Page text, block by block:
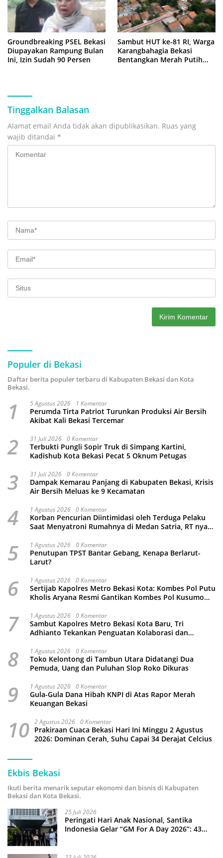
Groundbreaking PSEL Bekasi
Diupayakan Rampung Bulan
Ini, Izin Sudah 90 Persen
Sambut HUT ke-81 RI, Warga
Karangbahagia Bekasi
Bentangkan Merah Putih
Tinggalkan Balasan
Alamat email Anda tidak akan dipublikasikan. Ruas yang
wajib ditandai *
Populer di Bekasi
Daftar berita populer terbaru di Kabupaten Bekasi dan Kota
Bekasi.
1 5 Agustus 2026 1 Komentar
Perumda Tirta Patriot Turunkan Produksi Air Bersih
Akibat Kali Bekasi Tercemar
2 31 Juli 2026 0 Komentar
Terbukti Pungli Sopir Truk di Simpang Kartini,
Kadishub Kota Bekasi Pecat 5 Oknum Petugas
3 31 Juli 2026 0 Komentar
Dampak Kemarau Panjang di Kabupaten Bekasi, Krisis
Air Bersih Meluas ke 9 Kecamatan
4 1 Agustus 2026 0 Komentar
Korban Pencurian Diintimidasi oleh Terduga Pelaku
Saat Menyatroni Rumahnya di Medan Satria, RT nya
5 1 Agustus 2026 0 Komentar
Penutupan TPST Bantar Gebang, Kenapa Berlarut-
Larut?
6 1 Agustus 2026 0 Komentar
Sertijab Kapolres Metro Bekasi Kota: Kombes Pol Putu
Kholis Aryana Resmi Gantikan Kombes Pol Kusumo
7 1 Agustus 2026 0 Komentar
Sambut Kapolres Metro Bekasi Kota Baru, Tri
Adhianto Tekankan Penguatan Kolaborasi dan
8 1 Agustus 2026 0 Komentar
Toko Kelontong di Tambun Utara Didatangi Dua
Pemuda, Uang dan Puluhan Slop Roko Dikuras
9 1 Agustus 2026 0 Komentar
Gula-Gula Dana Hibah KNPI di Atas Rapor Merah
Keuangan Bekasi
10 2 Agustus 2026 0 Komentar
Prakiraan Cuaca Bekasi Hari Ini Minggu 2 Agustus
2026: Dominan Cerah, Suhu Capai 34 Derajat Celcius
Ekbis Bekasi
Ikuti berita menarik seputar ekonomi dan bisnis di Kabupaten
Bekasi dan Kota Bekasi.
25 Juli 2026
Peringati Hari Anak Nasional, Santika
Indonesia Gelar “GM For A Day 2026”: 43